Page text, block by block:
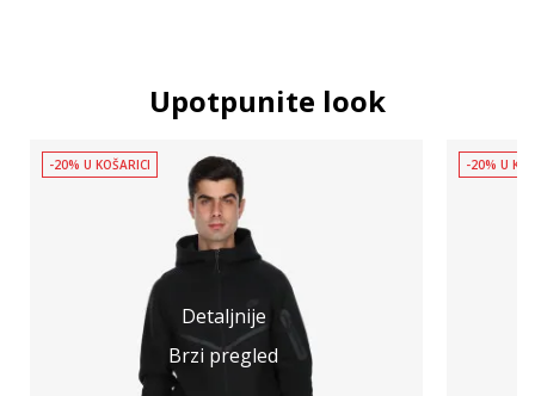
Upotpunite look
Detaljnije
Brzi pregled
-20% U KOŠARICI -20% U